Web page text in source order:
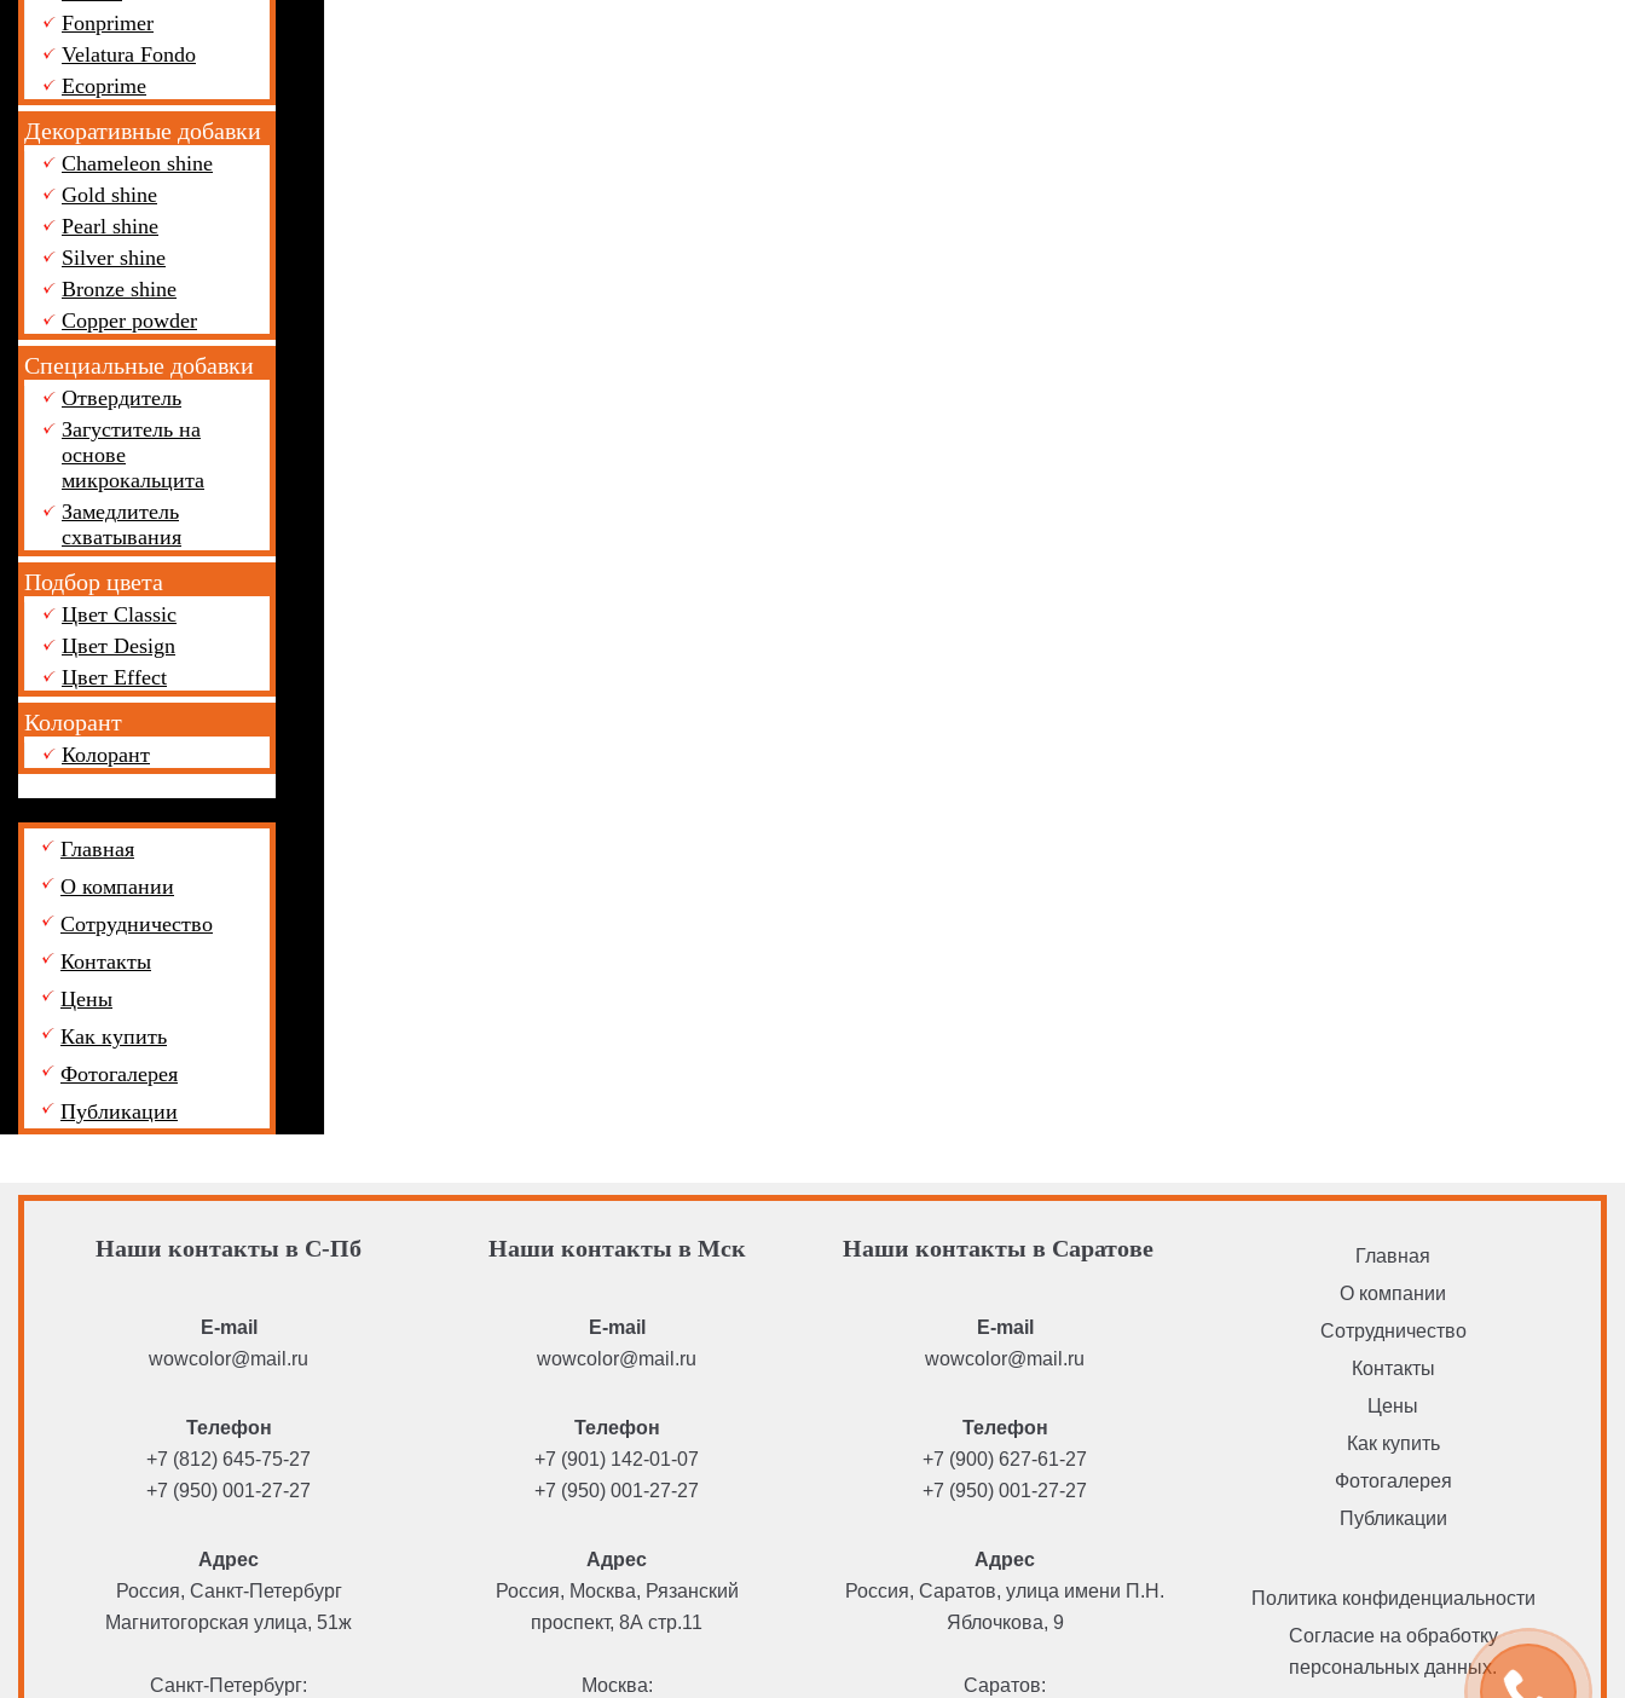
Fonprimer
Velatura Fondo
Ecoprime
Декоративные добавки
Chameleon shine
Gold shine
Pearl shine
Silver shine
Bronze shine
Copper powder
Специальные добавки
Отвердитель
Загуститель на
основе
микрокальцита
Замедлитель
схватывания
Подбор цвета
Цвет Classic
Цвет Design
Цвет Effect
Колорант
Колорант
Главная
О компании
Сотрудничество
Контакты
Цены
Как купить
Фотогалерея
Публикации
Наши контакты в С-Пб
E-mail
wowcolor@mail.ru
Телефон
+7 (812) 645-75-27
+7 (950) 001-27-27
Адрес
Россия, Санкт-Петербург
Магнитогорская улица, 51ж
Санкт-Петербург:
Наши контакты в Мск
E-mail
wowcolor@mail.ru
Телефон
+7 (901) 142-01-07
+7 (950) 001-27-27
Адрес
Россия, Москва, Рязанский
проспект, 8А стр.11
Москва:
Наши контакты в Саратове
E-mail
wowcolor@mail.ru
Телефон
+7 (900) 627-61-27
+7 (950) 001-27-27
Адрес
Россия, Саратов, улица имени П.Н.
Яблочкова, 9
Саратов:
Главная
О компании
Сотрудничество
Контакты
Цены
Как купить
Фотогалерея
Публикации
Политика конфиденциальности
Согласие на обработку
персональных данных.